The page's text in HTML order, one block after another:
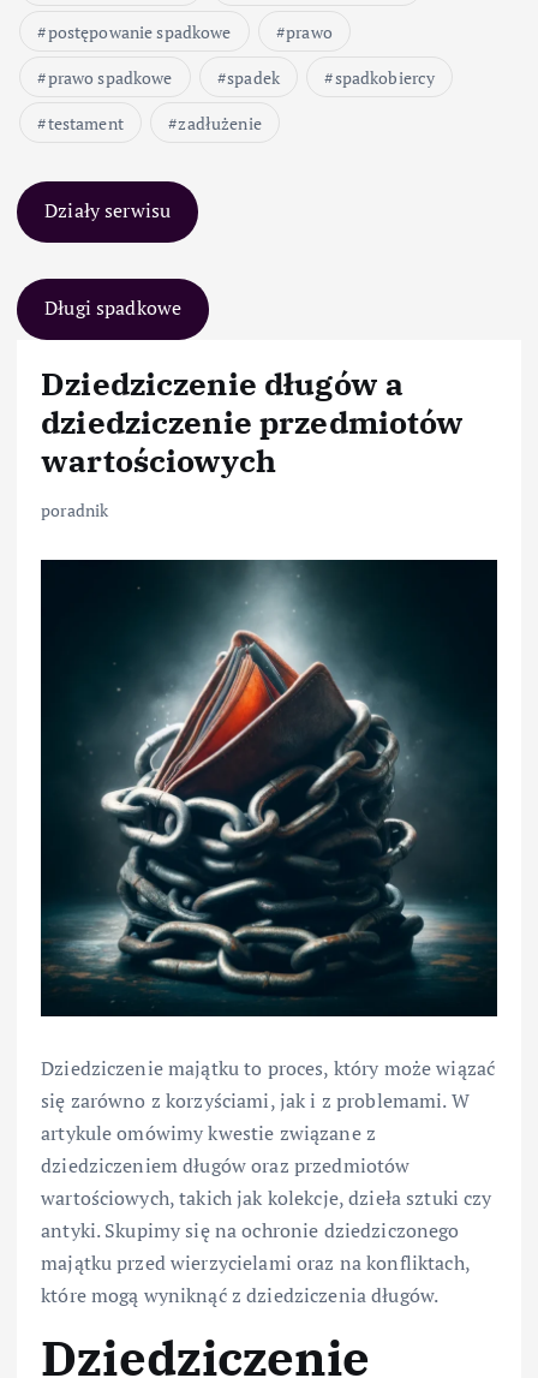
postępowanie spadkowe
prawo
prawo spadkowe
spadek
spadkobiercy
testament
zadłużenie
Działy serwisu
Długi spadkowe
Dziedziczenie długów a
dziedziczenie przedmiotów
wartościowych
poradnik
Dziedziczenie majątku to proces, który może wiązać
się zarówno z korzyściami, jak i z problemami. W
artykule omówimy kwestie związane z
dziedziczeniem długów oraz przedmiotów
wartościowych, takich jak kolekcje, dzieła sztuki czy
antyki. Skupimy się na ochronie dziedziczonego
majątku przed wierzycielami oraz na konfliktach,
które mogą wyniknąć z dziedziczenia długów.
Dziedziczenie